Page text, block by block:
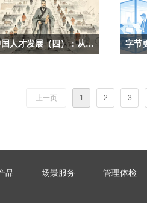
中国人才发展（四）：从墨家“尚贤”到人才强国——跨越两千年的“尚贤”智慧，如何重塑当代用人逻辑？
地、重塑当代选人、育人、用
全链条的底层逻辑，为组织打
看是
的组
的这
业者细
上一页 1 2 3
品 场景服务 管理体检